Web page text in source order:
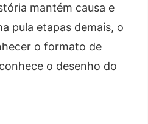
mantém causa e
pula etapas demais, o
o formato de
o desenho do